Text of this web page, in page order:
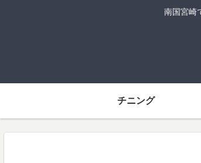
南国宮崎
チニング